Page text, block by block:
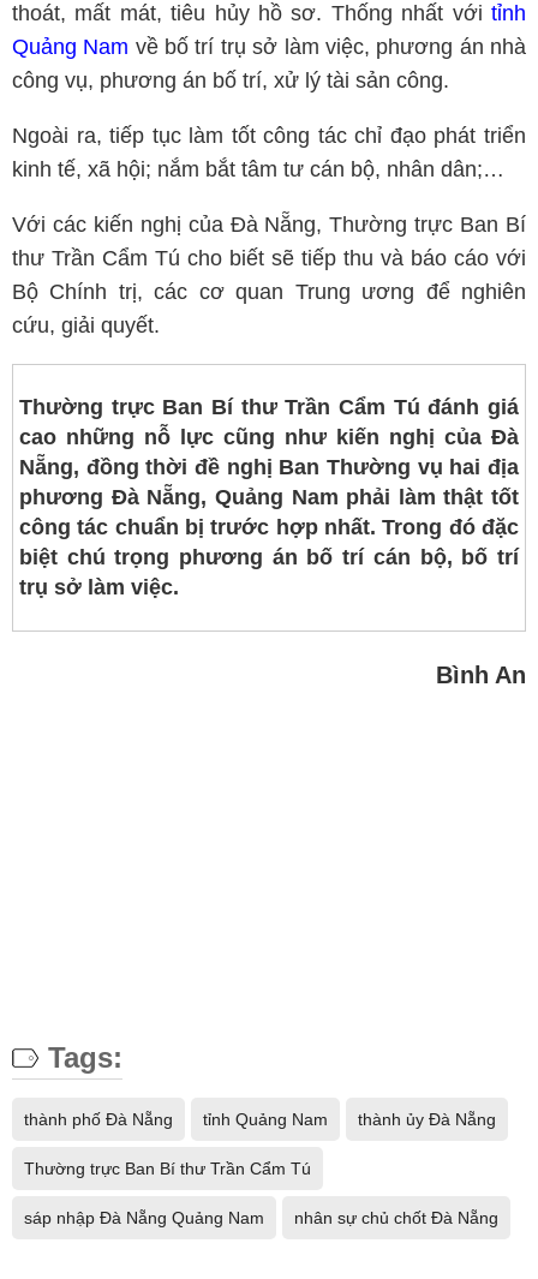
thoát, mất mát, tiêu hủy hồ sơ. Thống nhất với tỉnh
Quảng Nam về bố trí trụ sở làm việc, phương án nhà
công vụ, phương án bố trí, xử lý tài sản công.
Ngoài ra, tiếp tục làm tốt công tác chỉ đạo phát triển
kinh tế, xã hội; nắm bắt tâm tư cán bộ, nhân dân;…
Với các kiến nghị của Đà Nẵng, Thường trực Ban Bí
thư Trần Cẩm Tú cho biết sẽ tiếp thu và báo cáo với
Bộ Chính trị, các cơ quan Trung ương để nghiên
cứu, giải quyết.
Thường trực Ban Bí thư Trần Cẩm Tú đánh giá
cao những nỗ lực cũng như kiến nghị của Đà
Nẵng, đồng thời đề nghị Ban Thường vụ hai địa
phương Đà Nẵng, Quảng Nam phải làm thật tốt
công tác chuẩn bị trước hợp nhất. Trong đó đặc
biệt chú trọng phương án bố trí cán bộ, bố trí
trụ sở làm việc.
Bình An
Tags:
thành phố Đà Nẵng tỉnh Quảng Nam thành ủy Đà Nẵng
Thường trực Ban Bí thư Trần Cẩm Tú
sáp nhập Đà Nẵng Quảng Nam nhân sự chủ chốt Đà Nẵng